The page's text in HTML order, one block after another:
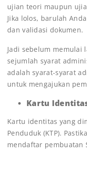
ujian teori maupun
Jika lolos, barulah
dan validasi dokumen.
Jadi sebelum memulai
sejumlah syarat
adalah syarat-syarat
untuk mengajukan
Kartu
Kartu identitas yang
Penduduk (KTP).
mendaftar pembuatan